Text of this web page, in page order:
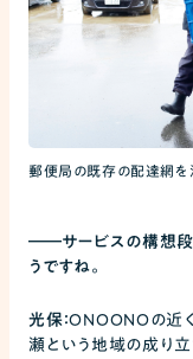
郵便局の既存の配達網を
――サービスの構想
うですね。
光保：ONOONOの近
瀬という地域の成り